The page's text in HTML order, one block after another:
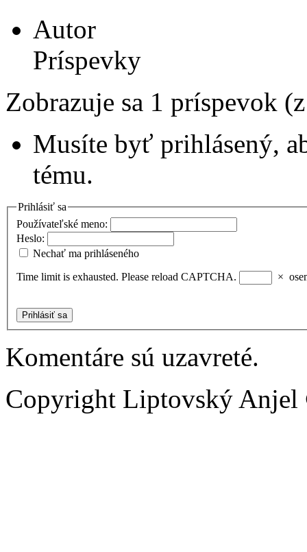
Autor
Príspevky
Zobrazuje sa 1 príspevok
Musíte byť prihlásený,
tému.
Prihlásiť sa
Používateľské meno:
Heslo:
Nechať ma prihláseného
Time limit is exhausted. Please reload CAPTCHA.
×
Prihlásiť sa
Komentáre sú uzavreté.
Copyright Liptovský Anjel